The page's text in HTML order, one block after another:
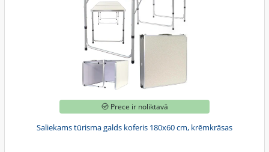
Prece ir noliktavā
Saliekams tūrisma galds koferis 180x60 cm, krēmkrāsas